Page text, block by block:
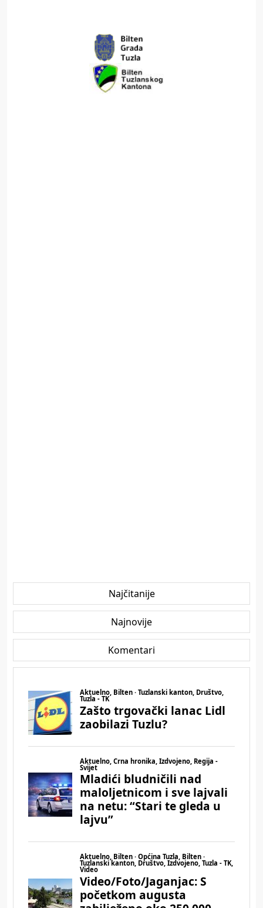
Najčitanije
Najnovije
Komentari